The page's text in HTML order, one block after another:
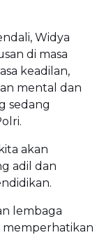
Widya
di masa
keadilan,
mental dan
sedang
akan
adil dan
lembaga